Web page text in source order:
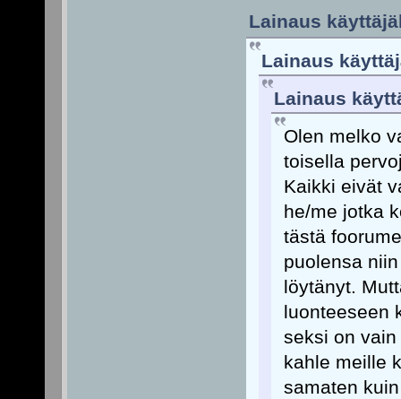
Lainaus
Lainaus
Lainaus
Olen melko
toisella
Kaikki eivät
he/me jotka
tästä
puolensa
löytänyt.
luonteeseen
seksi on
kahle meille
samaten